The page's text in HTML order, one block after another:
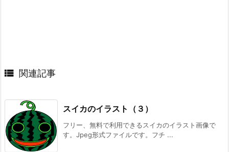
 関連記事
スイカのイラスト（３）
フリー、無料で利用できるスイカのイラスト画像で
す。Jpeg形式ファイルです。フチ ...